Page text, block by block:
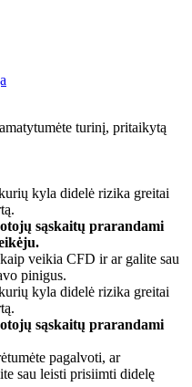
turinį, pritaikytą
kyla didelė rizika greitai
sąskaitų prarandami
veikia CFD ir ar galite sau
pinigus.
kyla didelė rizika greitai
sąskaitų prarandami
pagalvoti, ar
sau leisti prisiimti didelę